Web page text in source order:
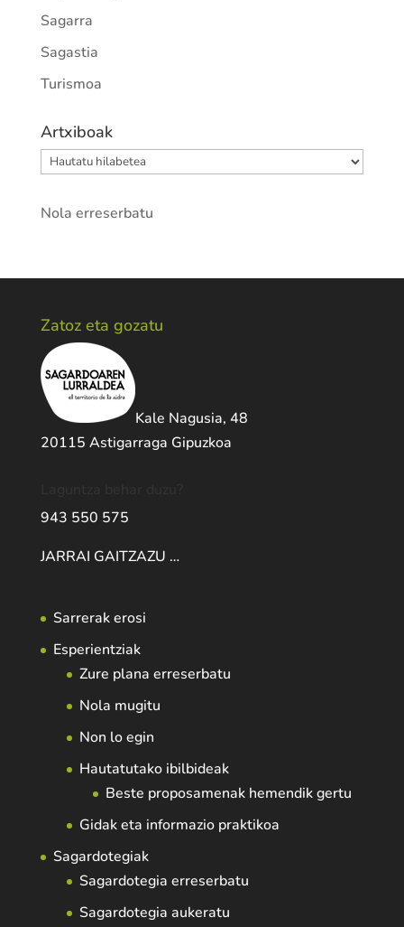
Sagarra
Sagastia
Turismoa
Artxiboak
Artxiboak
Nola erreserbatu
Zatoz eta gozatu
Kale Nagusia, 48
20115 Astigarraga Gipuzkoa
943 550 575
JARRAI GAITZAZU …
Sarrerak erosi
Esperientziak
Zure plana erreserbatu
Nola mugitu
Non lo egin
Hautatutako ibilbideak
Beste proposamenak hemendik gertu
Gidak eta informazio praktikoa
Sagardotegiak
Sagardotegia erreserbatu
Sagardotegia aukeratu